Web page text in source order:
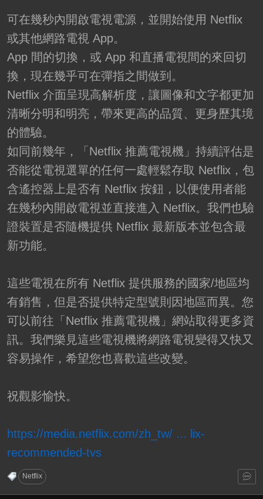
可在幾秒內開啟電視電源，並開始使用 Netflix
或其他網路電視 App。
App 間的切換，或 App 和直播電視間的來回切
換，現在幾乎可在彈指之間做到。
Netflix 介面呈現高解析度，讓圖像和文字都更加
清晰分明和明亮，帶來更高的品質、更身歷其境
的體驗。
如同前幾年，「Netflix 推薦電視機」持續評估是
否能從電視選單的任何一處輕鬆存取 Netflix，包
含遙控器上是否有 Netflix 按鈕，以便使用者能
在幾秒內開啟電視並直接進入 Netflix。我們也驗
證裝置是否隨機提供 Netflix 最新版本並包含最
新功能。
這些電視在所有 Netflix 提供服務的國家/地區均
有銷售，但是否提供特定型號則因地區而異。您
可以前往「Netflix 推薦電視機」網站取得更多資
訊。我們樂見這些電視機將網路電視變得又快又
容易操作，希望您也喜歡這些改變。
祝觀影愉快。
https://media.netflix.com/zh_tw/ ... lix-
recommended-tvs
Netflix